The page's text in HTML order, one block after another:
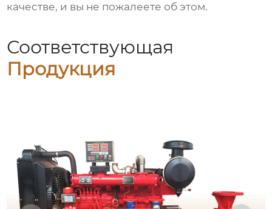
качестве, и вы не пожалеете об этом.
Соответствующая
Продукция